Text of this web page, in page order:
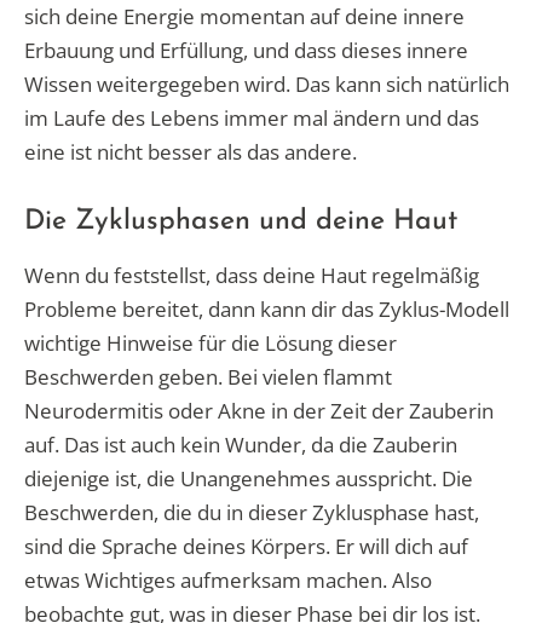
sich deine Energie momentan auf deine innere
Erbauung und Erfüllung, und dass dieses innere
Wissen weitergegeben wird. Das kann sich natürlich
im Laufe des Lebens immer mal ändern und das
eine ist nicht besser als das andere.
Die Zyklusphasen und deine Haut
Wenn du feststellst, dass deine Haut regelmäßig
Probleme bereitet, dann kann dir das Zyklus-Modell
wichtige Hinweise für die Lösung dieser
Beschwerden geben. Bei vielen flammt
Neurodermitis oder Akne in der Zeit der Zauberin
auf. Das ist auch kein Wunder, da die Zauberin
diejenige ist, die Unangenehmes ausspricht. Die
Beschwerden, die du in dieser Zyklusphase hast,
sind die Sprache deines Körpers. Er will dich auf
etwas Wichtiges aufmerksam machen. Also
beobachte gut, was in dieser Phase bei dir los ist.